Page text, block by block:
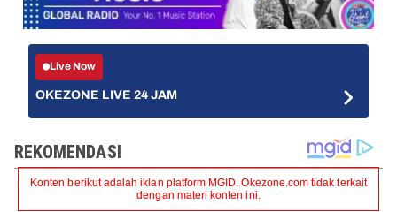
Live Now
OKEZONE LIVE 24 JAM